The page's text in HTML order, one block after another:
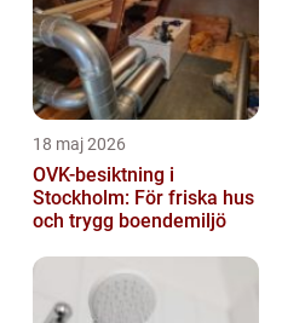
18 maj 2026
OVK-besiktning i
Stockholm: För friska hus
och trygg boendemiljö